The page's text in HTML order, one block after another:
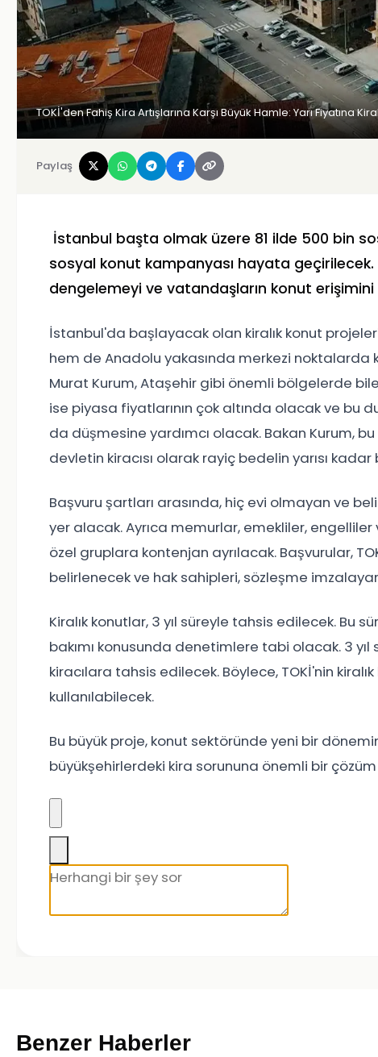
TOKİ'den Fahiş Kira Artışlarına Karşı Büyük Hamle: Yarı Fiyatına
Paylaş
İstanbul başta olmak üzere 81 ilde 500 bin
sosyal konut kampanyası hayata
dengelemeyi ve vatandaşların konut erişimini
İstanbul'da başlayacak olan kiralık konut
hem de Anadolu yakasında merkezi noktalarda
Murat Kurum, Ataşehir gibi önemli bölgelerde
ise piyasa fiyatlarının çok altında olacak ve bu
da düşmesine yardımcı olacak. Bakan Kurum,
devletin kiracısı olarak rayiç bedelin yarısı
Başvuru şartları arasında, hiç evi olmayan ve
yer alacak. Ayrıca memurlar, emekliler,
özel gruplara kontenjan ayrılacak. Başvurular,
belirlenecek ve hak sahipleri, sözleşme
Kiralık konutlar, 3 yıl süreyle tahsis edilecek. Bu
bakımı konusunda denetimlere tabi olacak. 3
kiracılara tahsis edilecek. Böylece, TOKİ'nin
kullanılabilecek.
Bu büyük proje, konut sektöründe yeni bir
büyükşehirlerdeki kira sorununa önemli bir
Benzer Haberler